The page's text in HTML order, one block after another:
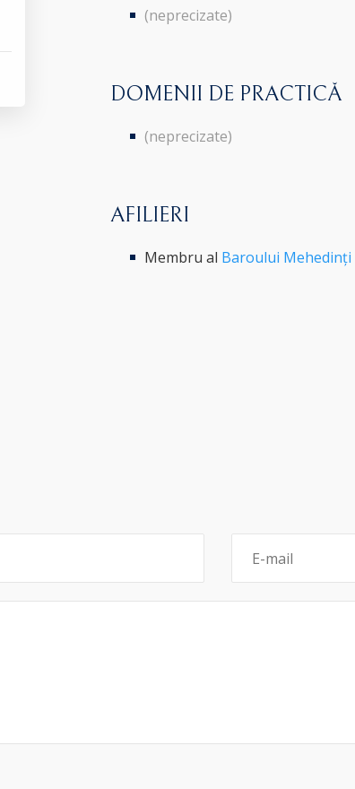
(neprecizate)
DOMENII DE PRACTICĂ
(neprecizate)
AFILIERI
Membru al Baroului Mehedinți